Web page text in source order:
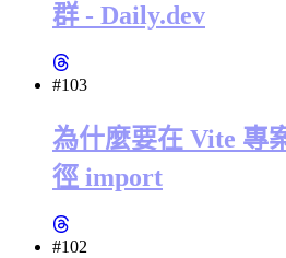
群 - Daily.dev
#103
為什麼要在 Vite 專
徑 import
#102